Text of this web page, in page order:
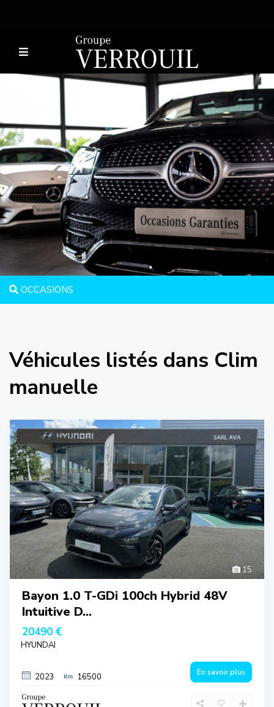
OCCASIONS
Véhicules listés dans Clim
manuelle
15
Bayon 1.0 T-GDi 100ch Hybrid 48V
Intuitive D...
20490 €
HYUNDAI
2023 16500 En savoir plus